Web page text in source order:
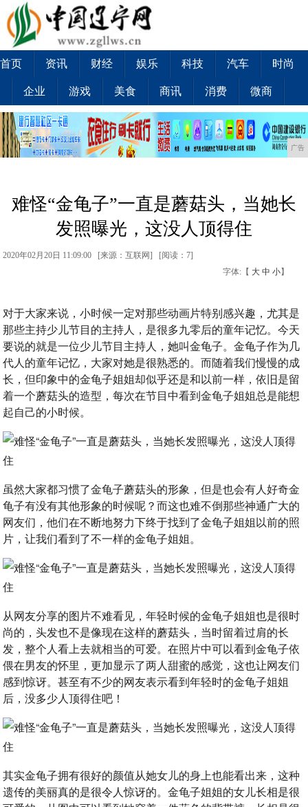
首页 资讯 财经 娱乐 科技 汽车 时尚
企业 游戏 美食 商讯 消费 微商
广告
难怪“金龟子”一直是蘑菇头，当她长
发照曝光，这没人顶得住
2020年02月20日 11:09:00 [来源：互联网] [阅读：7]
字体:【 大 中 小】
对于大家来说，小时候一定对那些动画片特别感兴趣，尤其是
那些主持少儿节目的主持人，是很多九零后的童年记忆。今天
要说的就是一位少儿节目主持人，她叫金龟子。金龟子作为几
代人的童年记忆，大家对她是很熟悉的。而随着我们慢慢的成
长，但印象中的金龟子姐姐却似乎还是和以前一样，依旧是留
着一个蘑菇头的造型，每次在节目中看到金龟子姐姐总是能想
起自己的小时候。
虽然大家都习惯了金龟子蘑菇头的形象，但是也会有人好奇金
龟子有没有其他形象的时候呢？而这也难不倒那些神通广大的
网友们，他们在不断地努力下终于找到了金龟子姐姐以前的照
片，让我们看到了不一样的金龟子姐姐。
从网友分享的图片不难看见，年轻时候的金龟子姐姐也是很时
尚的，头发也不是像现在这样的蘑菇头，当时留着过肩的长
发，整个人看上去就相当的可爱。在照片中可以看到金龟子依
偎在男友的怀里，更加显示了两人甜蜜的感觉，这也让网友们
感到惊讶。甚至有不少的网友表示看到年轻时的金龟子姐姐
后，没多少人顶得住吧！
其实金龟子拥有很好的颜值从她女儿的身上也能看出来，这种
遗传的美丽真的是很令人惊讶的。金龟子姐姐的女儿长相是很